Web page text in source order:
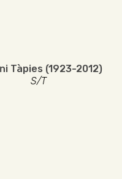
Tàpies (1923-2012)
S/T